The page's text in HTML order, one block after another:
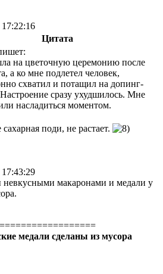
Цитата
на цветочную церемонию после
а ко мне подлетел человек,
схватил и потащил на допинг-
сразу ухудшилось. Мне
насладиться моментом.
поди, не растает.
макаронами и медали у
медали сделаны из мусора